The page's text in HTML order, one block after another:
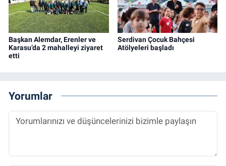
Başkan Alemdar, Erenler ve
Karasu’da 2 mahalleyi ziyaret
etti
Serdivan Çocuk Bahçesi
Atölyeleri başladı
Yorumlar